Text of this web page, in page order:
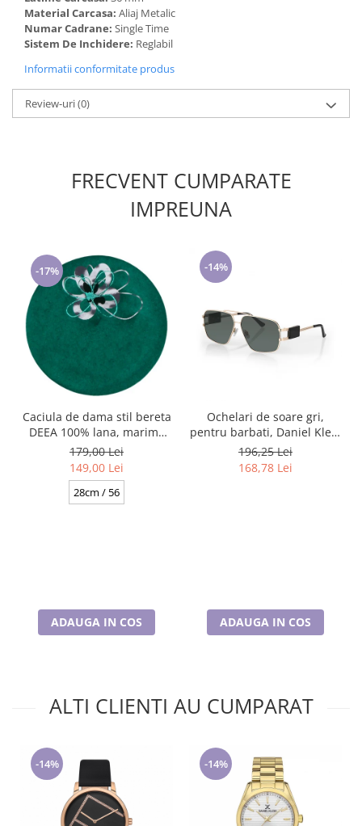
Material Carcasa: Aliaj Metalic
Numar Cadrane: Single Time
Sistem De Inchidere: Reglabil
Informatii conformitate produs
Review-uri(0)
FRECVENT CUMPARATE
IMPREUNA
-17%
Caciula de dama stil bereta
DEEA 100% lana, marime
universala BA25.01. 630
verde made Polonia
179,00 Lei
149,00 Lei
28cm / 56
ADAUGA IN COS
-14%
Ochelari de soare gri,
pentru barbati, Daniel Klein
Sunglasses, DK3268-2
196,25 Lei
168,78 Lei
ADAUGA IN COS
ALTI CLIENTI AU CUMPARAT
-14% -14%